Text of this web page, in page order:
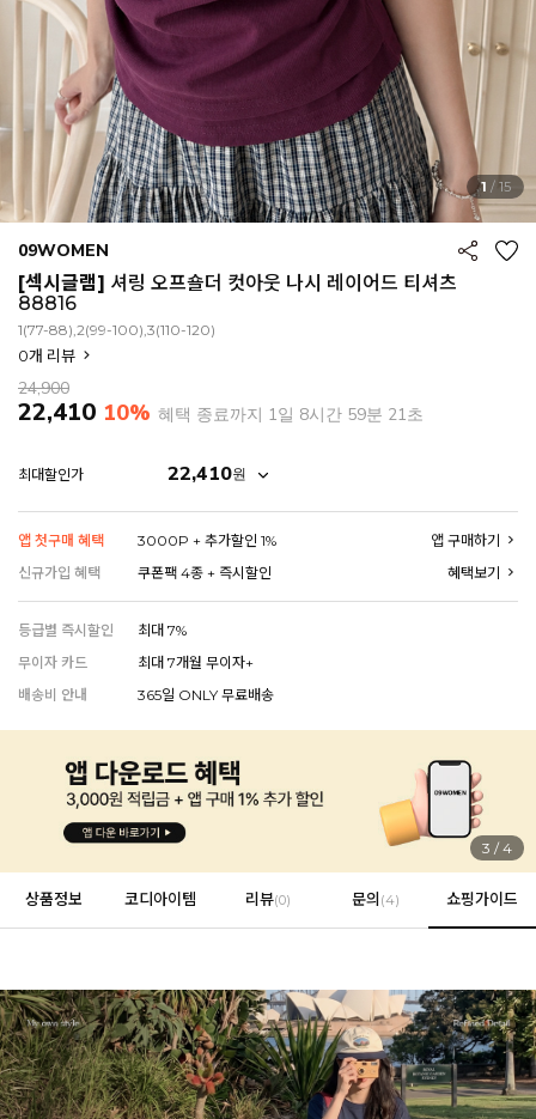
EVERY, SAY
인플루언서 PICK한 지금 꼭 필요한 장마룩!
1 / 15
09WOMEN
[섹시글램] 셔링 오프숄더 컷아웃 나시 레이어드 티셔츠
88816
1(77-88),2(99-100),3(110-120)
0개 리뷰
24,900
22,410 10% 혜택 종료까지 1일 8시간 59분 19초
최대할인가 22,410원
앱 첫구매 혜택 3000P + 추가할인 1%
앱 구매하기
신규가입 혜택
쿠폰팩 4종 + 즉시할인 혜택보기
등급별 즉시할인
최대 7%
무이자 카드
최대 7개월 무이자+
배송비 안내
365일 ONLY 무료배송
4 /4
상품정보 코디아이템 리뷰(0) 문의 (4) 쇼핑가이드